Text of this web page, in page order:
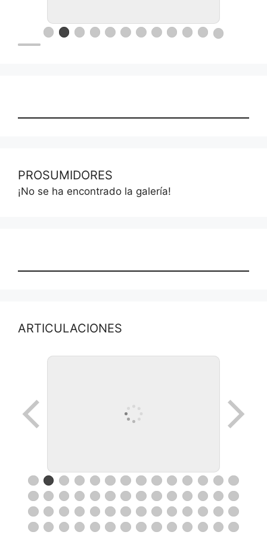
PROSUMIDORES
¡No se ha encontrado la galería!
ARTICULACIONES